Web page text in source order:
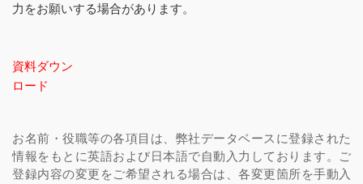
力をお願いする場合があります。
資料ダウン
ロード
お名前・役職等の各項目は、弊社データベースに登録された
情報をもとに英語および日本語で自動入力しております。ご
登録内容の変更をご希望される場合は、各変更箇所を手動入